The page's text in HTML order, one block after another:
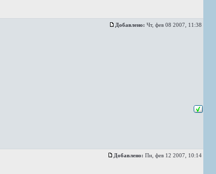
Добавлено: Чт, фев 08 2007, 11:38
Добавлено: Пн, фев 12 2007, 10:14